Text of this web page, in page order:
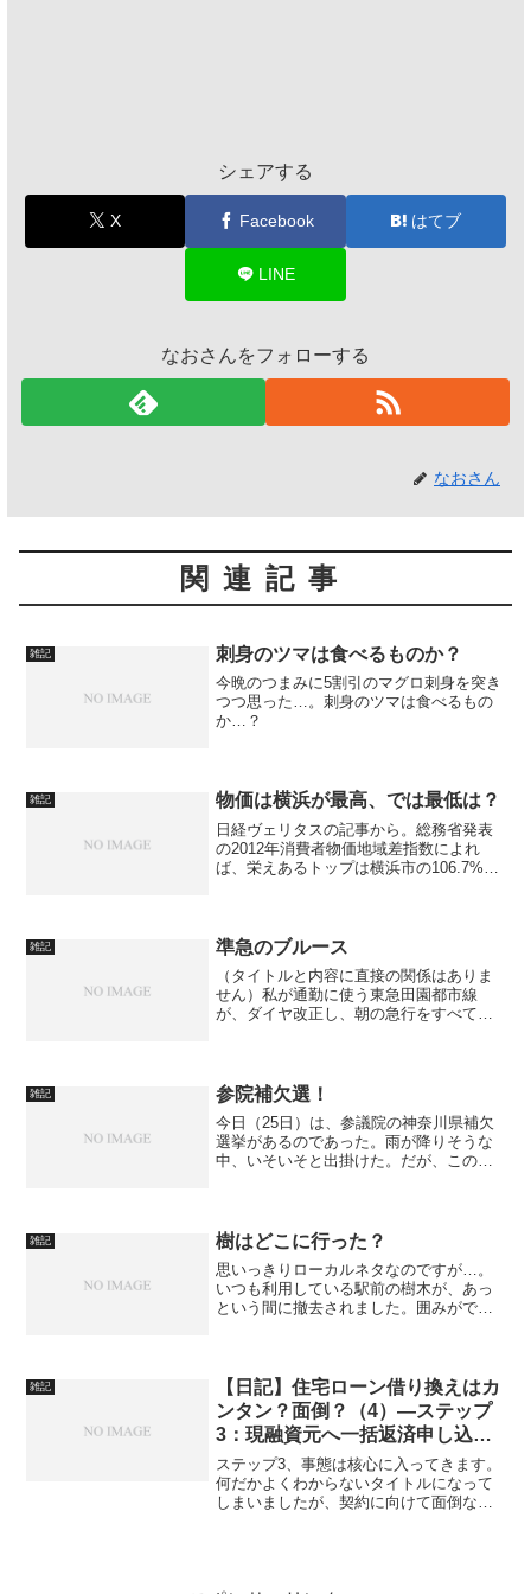
シェアする
X Facebook はてブ
LINE
なおさんをフォローする
なおさん
関連記事
雑記 刺身のツマは食べるものか？
今晩のつまみに5割引のマグロ刺身を突き
つつ思った…。刺身のツマは食べるもの
か…？
雑記 物価は横浜が最高、では最低は？
日経ヴェリタスの記事から。総務省発表
の2012年消費者物価地域差指数によれ
ば、栄えあるトップは横浜市の106.7%。
位はけっこう意外...
雑記 準急のブルース
（タイトルと内容に直接の関係はありま
せん）私が通勤に使う東急田園都市線
が、ダイヤ改正し、朝の急行をすべて準
列車のみ、各駅停車になると...
雑記 参院補欠選！
今日（25日）は、参議院の神奈川県補欠
選挙があるのであった。雨が降りそうな
中、いそいそと出掛けた。だが、この盛
雑記 樹はどこに行った？
思いっきりローカルネタなのですが…。
いつも利用している駅前の樹木が、あっ
という間に撤去されました。囲みができ
てくれた何本もの木々が、...
雑記
【日記】住宅ローン借り換えはカ
ンタン？面倒？（4）—ステップ
3：現融資元へ一括返済申し込み
（その1）
ステップ3、事態は核心に入ってきます。
何だかよくわからないタイトルになって
しまいましたが、契約に向けて面倒な作